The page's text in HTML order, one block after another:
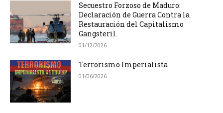
Secuestro Forzoso de Maduro:
Declaración de Guerra Contra la
Restauración del Capitalismo
Gangsteril.
01/12/2026
Terrorismo Imperialista
01/06/2026